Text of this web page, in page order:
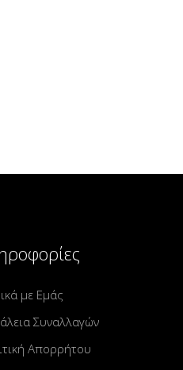
με Εμάς
Συναλλαγών
Απορρήτου